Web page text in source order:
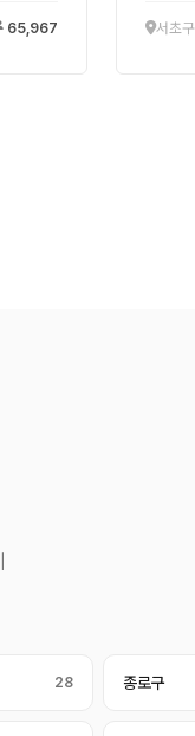
65,967 서초구
28 종로구